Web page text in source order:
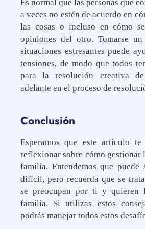
Es normal que las personas que
a veces no estén de acuerdo en
las cosas o incluso en cómo
opiniones del otro. Tomarse un
situaciones estresantes puede
tensiones, de modo que todos
para la resolución creativa de
adelante en el proceso de
Conclusión
Esperamos que este artículo
reflexionar sobre cómo gestionar
familia. Entendemos que puede
difícil, pero recuerda que se
se preocupan por ti y quieren
familia. Si utilizas estos
podrás manejar todos estos